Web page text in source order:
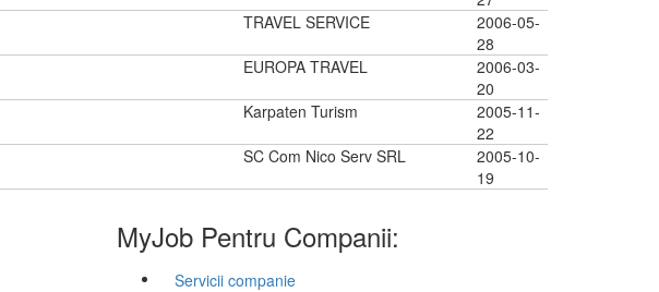
TRAVEL SERVICE
2006-05-
28
EUROPA TRAVEL
2006-03-
20
Karpaten Turism
2005-11-
22
SC Com Nico Serv SRL
2005-10-
19
MyJob Pentru Companii:
Servicii companie